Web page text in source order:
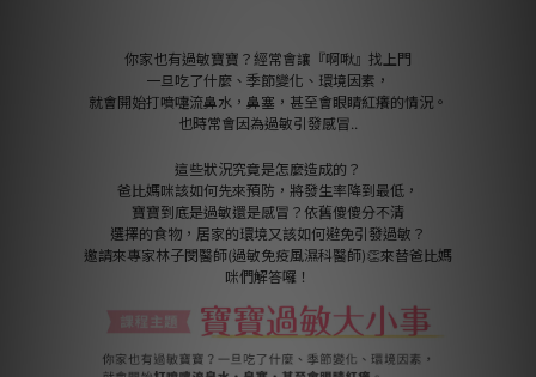
你家也有過敏寶寶？經常會讓『啊啾』找上門
一旦吃了什麼、季節變化、環境因素，
就會開始打噴嚏流鼻水，鼻塞，甚至會眼睛紅癢的情況。
也時常會因為過敏引發感冒..
這些狀況究竟是怎麼造成的？
爸比媽咪該如何先來預防，將發生率降到最低，
寶寶到底是過敏還是感冒？依舊傻傻分不清
選擇的食物，居家的環境又該如何避免引發過敏？
邀請來專家林子閔醫師(過敏免疫風濕科醫師)👏來替爸比媽
咪們解答囉！